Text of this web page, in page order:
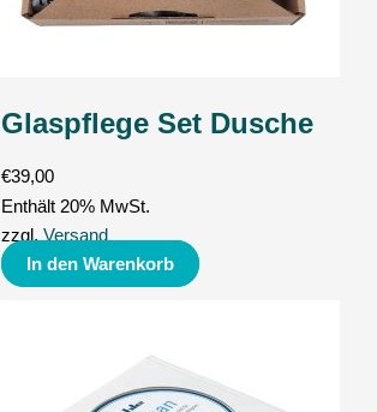
Glaspflege Set Dusche
€39,00
Enthält 20% MwSt.
zzgl.Versand
In den Warenkorb